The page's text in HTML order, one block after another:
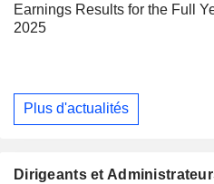
Earnings Results for the Full
2025
Plus d'actualités
Dirigeants et